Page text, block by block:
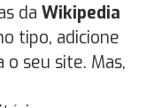
da Wikipedia
tipo, adicione
o seu site. Mas,